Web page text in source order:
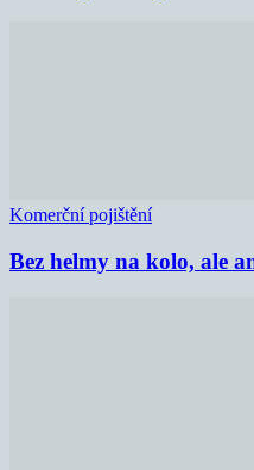
Komerční pojištění
Bez helmy na kolo, ale